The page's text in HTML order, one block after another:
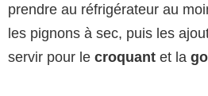
prendre au réfrigérateur au
les pignons à sec, puis les
servir pour le croquant et la